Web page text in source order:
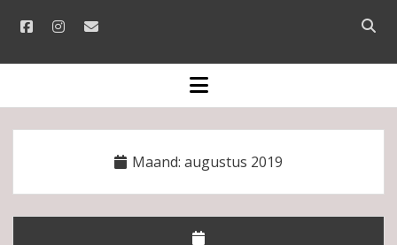
facebookinstagram
email
Open
bar
open
menu
Maand: augustus 2019